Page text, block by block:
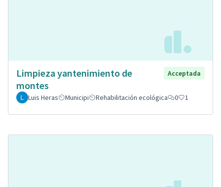
Limpieza yantenimiento de
montes
Acceptada
Luis Heras Municipi Rehabilitación ecológica 0 1